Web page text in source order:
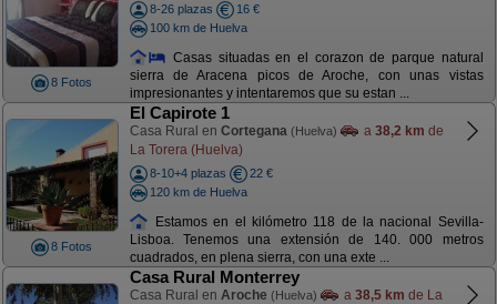
8 Fotos
8-26 plazas
16 €
100 km de Huelva
Casas situadas en el corazon de parque natural
sierra de Aracena picos de Aroche, con unas vistas
impresionantes y intentaremos que su estan ...
8 Fotos
El Capirote 1
Casa Rural en Cortegana (Huelva) a 38,2 km de
La Torera (Huelva)
8-10+4 plazas
22 €
120 km de Huelva
Estamos en el kilómetro 118 de la nacional Sevilla-
Lisboa. Tenemos una extensión de 140. 000 metros
cuadrados, en plena sierra, con una exte ...
Casa Rural Monterrey
Casa Rural en Aroche (Huelva) a 38,5 km de La